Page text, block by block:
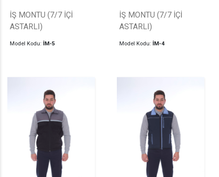
İŞ MONTU (7/7 İÇİ
ASTARLI)
Model Kodu: İM-5
İŞ MONTU (7/7 İÇİ
ASTARLI)
Model Kodu: İM-4